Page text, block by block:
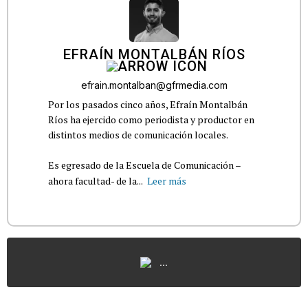
EFRAÍN MONTALBÁN RÍOS
efrain.montalban@gfrmedia.com
Por los pasados cinco años, Efraín Montalbán
Ríos ha ejercido como periodista y productor en
distintos medios de comunicación locales.
Es egresado de la Escuela de Comunicación –
ahora facultad- de la... Leer más
...